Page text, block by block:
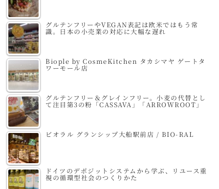
グルテンフリーやVEGAN表記は欧米ではもう常
識。日本の小売業の対応に大幅な遅れ
Biople by CosmeKitchen タカシマヤ ゲートタ
ワーモール店
グルテンフリー＆グレインフリー。小麦の代替とし
て注目第3の粉「CASSAVA」「ARROWROOT」
ビオラル グランシップ大船駅前店 / BIO-RAL
ドイツのデポジットシステムから学ぶ、リユース重
視の循環型社会のつくりかた